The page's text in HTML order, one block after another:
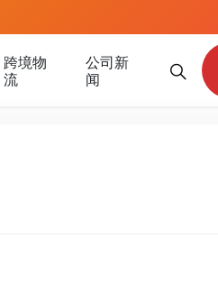
跨境物
流
公司新
闻